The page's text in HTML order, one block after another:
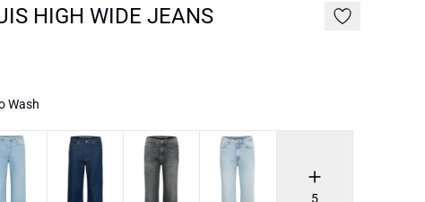
HIGH WIDE JEANS
Wash
5